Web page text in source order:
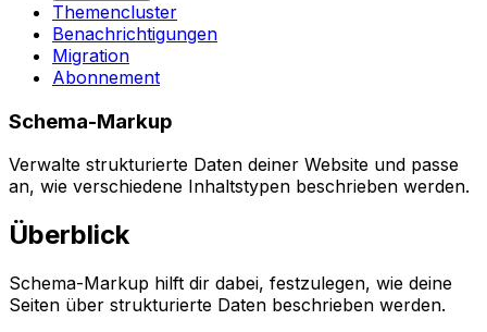
Themencluster
Benachrichtigungen
Migration
Abonnement
Schema-Markup
Verwalte strukturierte Daten deiner Website und passe
an, wie verschiedene Inhaltstypen beschrieben werden.
Überblick
Schema-Markup hilft dir dabei, festzulegen, wie deine
Seiten über strukturierte Daten beschrieben werden.